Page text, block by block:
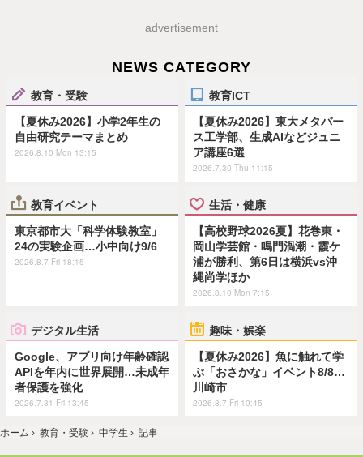
advertisement
NEWS CATEGORY
教育・受験
【夏休み2026】小学2年生の
自由研究テーマまとめ
2026.8.10 Mon 13:15
教育ICT
【夏休み2026】東大メタバー
ス工学部、生成AIなどジュニ
ア講座6選
2026.7.30 Thu 11:15
教育イベント
東京都市大「科学体験教室」
24の実験企画…小中向け9/6
2026.8.7 Fri 18:15
生活・健康
【高校野球2026夏】花巻東・
岡山学芸館・鳴門渦潮・霞ケ
浦が勝利、第6日は横浜vs沖
縄尚学ほか
2026.8.10 Mon 7:15
デジタル生活
Google、アプリ向け年齢確認
APIを年内に世界展開…未成年
者保護を強化
2026.7.31 Fri 13:45
趣味・娯楽
【夏休み2026】魚に触れて学
ぶ「おさかな」イベント8/8…
川崎市
2026.8.7 Fri 10:45
ホーム › 教育・受験 › 中学生 › 記事